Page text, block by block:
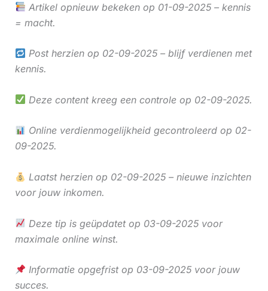
Artikel opnieuw bekeken op 01-09-2025 – kennis
= macht.
Post herzien op 02-09-2025 – blijf verdienen met
kennis.
Deze content kreeg een controle op 02-09-2025.
Online verdienmogelijkheid gecontroleerd op 02-
09-2025.
Laatst herzien op 02-09-2025 – nieuwe inzichten
voor jouw inkomen.
Deze tip is geüpdatet op 03-09-2025 voor
maximale online winst.
Informatie opgefrist op 03-09-2025 voor jouw
succes.